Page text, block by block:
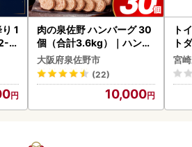
1
肉の泉佐野 ハンバーグ 30
個（合計3.6kg）｜ハンバ
ーグ 訳あり 黒毛和牛×なに
わポーク
大阪府泉佐野市
(22)
10,000
ト
ト
速
宮